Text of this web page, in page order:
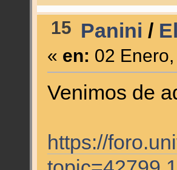
15 Panini /
« en: 02
Venimos de
https://